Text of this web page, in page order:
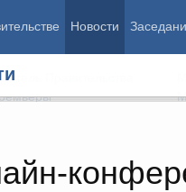
Новости
Правительства